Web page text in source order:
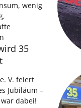
wenig
35
V. feiert
Jubiläum –
dabei!